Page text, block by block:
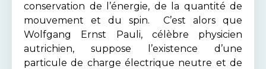
conservation de l’énergie, de la quantité de
mouvement et du spin. C’est alors que
Wolfgang Ernst Pauli, célèbre physicien
autrichien, suppose l’existence d’une
particule de charge électrique neutre et de